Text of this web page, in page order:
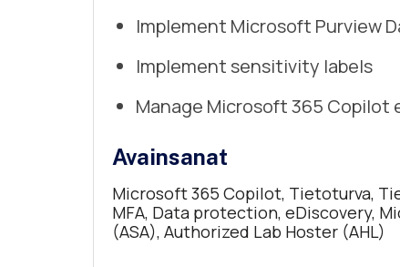
Implement Microsoft Purview
Implement sensitivity labels
Manage Microsoft 365
Avainsanat
Microsoft 365 Copilot, Tietoturva,
MFA, Data protection, eDiscovery,
(ASA), Authorized Lab Hoster (AHL)